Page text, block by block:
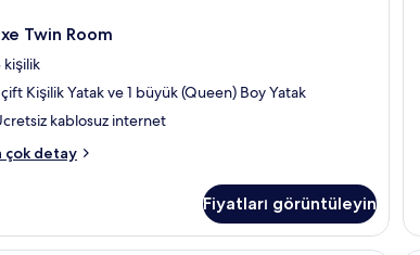
Twin Room
kişilik
çift Kişilik Yatak ve 1 büyük (Queen) Boy Yatak
kablosuz internet
çok detay
Fiyatları görüntüleyin